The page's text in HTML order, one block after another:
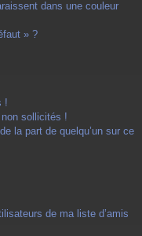
dans une couleur
» ?
!
sollicités !
la part de quelqu’un sur ce
de ma liste d’amis